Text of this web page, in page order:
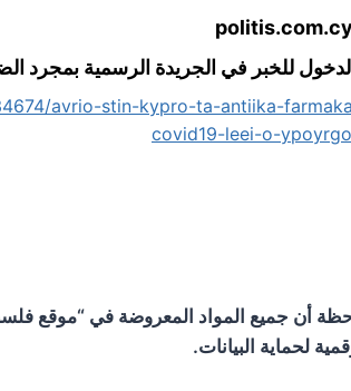
للخبر في الجريدة الرسمية بمجرد
avrio-stin-kypro-ta-antiika-
covid19-leei-o-
أن جميع المواد المعروضة في “موقع
لحماية البيانات.